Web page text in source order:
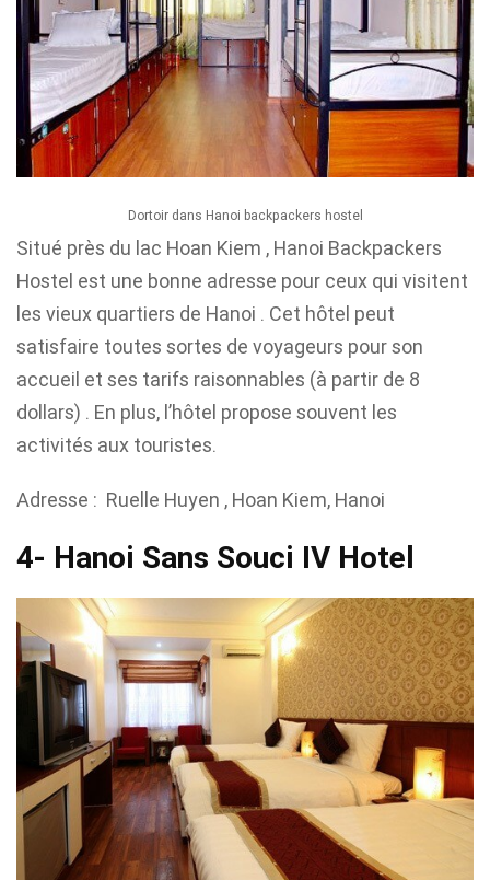
Dortoir dans Hanoi backpackers hostel
Situé près du lac Hoan Kiem , Hanoi Backpackers
Hostel est une bonne adresse pour ceux qui visitent
les vieux quartiers de Hanoi . Cet hôtel peut
satisfaire toutes sortes de voyageurs pour son
accueil et ses tarifs raisonnables (à partir de 8
dollars) . En plus, l’hôtel propose souvent les
activités aux touristes.
Adresse : Ruelle Huyen , Hoan Kiem, Hanoi
4- Hanoi Sans Souci IV Hotel